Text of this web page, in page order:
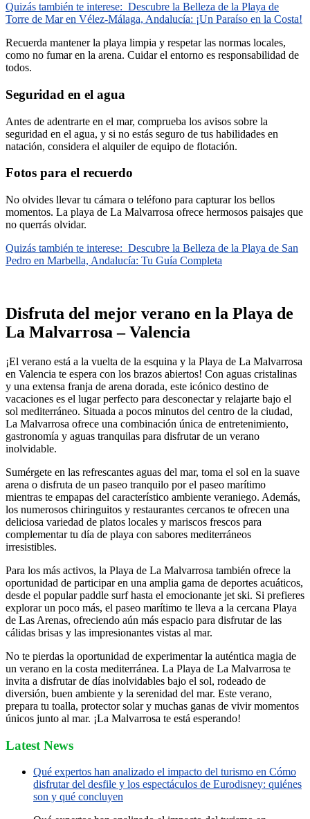
Quizás también te interese: Descubre la Belleza de la Playa de
Torre de Mar en Vélez-Málaga, Andalucía: ¡Un Paraíso en la Costa!
Recuerda mantener la playa limpia y respetar las normas locales,
como no fumar en la arena. Cuidar el entorno es responsabilidad de
todos.
Seguridad en el agua
Antes de adentrarte en el mar, comprueba los avisos sobre la
seguridad en el agua, y si no estás seguro de tus habilidades en
natación, considera el alquiler de equipo de flotación.
Fotos para el recuerdo
No olvides llevar tu cámara o teléfono para capturar los bellos
momentos. La playa de La Malvarrosa ofrece hermosos paisajes que
no querrás olvidar.
Quizás también te interese: Descubre la Belleza de la Playa de San
Pedro en Marbella, Andalucía: Tu Guía Completa
Disfruta del mejor verano en la Playa de
La Malvarrosa – Valencia
¡El verano está a la vuelta de la esquina y la Playa de La Malvarrosa
en Valencia te espera con los brazos abiertos! Con aguas cristalinas
y una extensa franja de arena dorada, este icónico destino de
vacaciones es el lugar perfecto para desconectar y relajarte bajo el
sol mediterráneo. Situada a pocos minutos del centro de la ciudad,
La Malvarrosa ofrece una combinación única de entretenimiento,
gastronomía y aguas tranquilas para disfrutar de un verano
inolvidable.
Sumérgete en las refrescantes aguas del mar, toma el sol en la suave
arena o disfruta de un paseo tranquilo por el paseo marítimo
mientras te empapas del característico ambiente veraniego. Además,
los numerosos chiringuitos y restaurantes cercanos te ofrecen una
deliciosa variedad de platos locales y mariscos frescos para
complementar tu día de playa con sabores mediterráneos
irresistibles.
Para los más activos, la Playa de La Malvarrosa también ofrece la
oportunidad de participar en una amplia gama de deportes acuáticos,
desde el popular paddle surf hasta el emocionante jet ski. Si prefieres
explorar un poco más, el paseo marítimo te lleva a la cercana Playa
de Las Arenas, ofreciendo aún más espacio para disfrutar de las
cálidas brisas y las impresionantes vistas al mar.
No te pierdas la oportunidad de experimentar la auténtica magia de
un verano en la costa mediterránea. La Playa de La Malvarrosa te
invita a disfrutar de días inolvidables bajo el sol, rodeado de
diversión, buen ambiente y la serenidad del mar. Este verano,
prepara tu toalla, protector solar y muchas ganas de vivir momentos
únicos junto al mar. ¡La Malvarrosa te está esperando!
Latest News
Qué expertos han analizado el impacto del turismo en Cómo
disfrutar del desfile y los espectáculos de Eurodisney: quiénes
son y qué concluyen